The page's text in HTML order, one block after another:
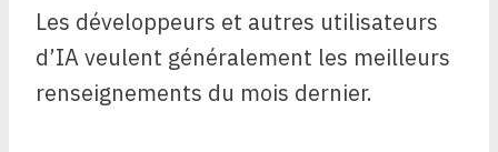
Les développeurs et autres utilisateurs
d’IA veulent généralement les meilleurs
renseignements du mois dernier.